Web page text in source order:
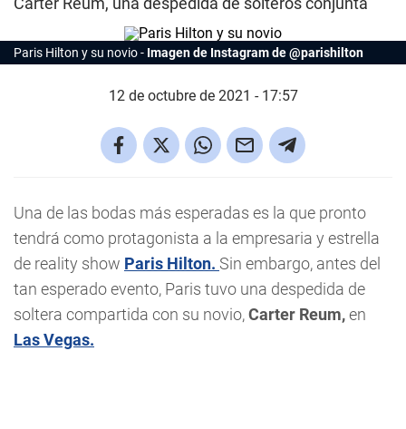
Paris Hilton y su novio Imagen de Instagram de @parishilton
12 de octubre de 2021 - 17:57
Una de las bodas más esperadas es la que pronto
tendrá como protagonista a la empresaria y estrella
de reality show Paris Hilton. Sin embargo, antes del
tan esperado evento, Paris tuvo una despedida de
soltera compartida con su novio,Carter Reum,en
Las Vegas.